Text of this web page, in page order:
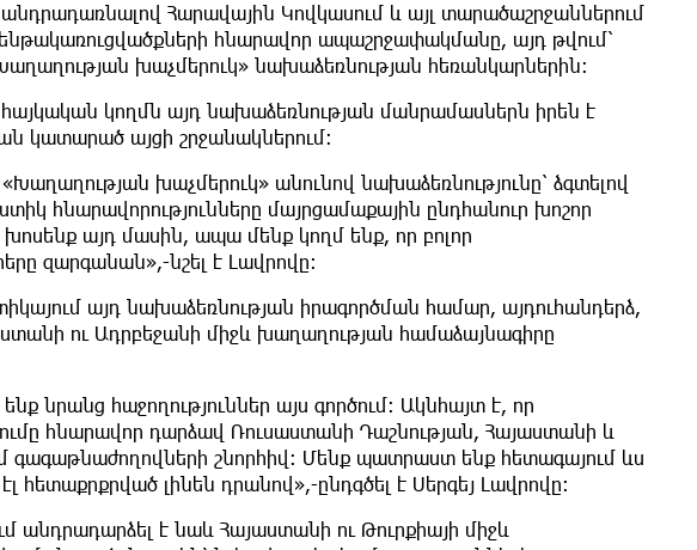
Հարավային Կովկասում և այլ տարածաշրջաններում
հնարավոր ապաշրջափակմանը, այդ թվում՝
խաչմերուկ» նախաձեռնության հեռանկարներին։
կողմն այդ նախաձեռնության մանրամասներն իրեն է
կատարած այցի շրջանակներում։
խաչմերուկ» անունով նախաձեռնությունը՝ ձգտելով
հնարավորությունները մայրցամաքային ընդհանուր խոշոր
խոսենք այդ մասին, ապա մենք կողմ ենք, որ բոլոր
զարգանան»,-նշել է Լավրովը։
այդ նախաձեռնության իրագործման համար, այդուհանդերձ,
ու Ադրբեջանի միջև խաղաղության համաձայնագիրը
նրանց հաջողություններ այս գործում։ Ակնհայտ է, որ
հնարավոր դարձավ Ռուսաստանի Դաշնության, Հայաստանի և
գագաթնաժողովների շնորհիվ։ Մենք պատրաստ ենք հետագայում ևս
հետաքրքրված լինեն դրանով»,-ընդգծել է Սերգեյ Լավրովը։
է նաև Հայաստանի ու Թուրքիայի միջև